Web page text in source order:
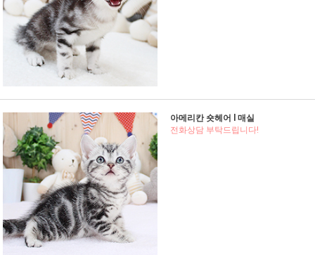
아메리칸 숏헤어 l 매실
전화상담 부탁드립니다!